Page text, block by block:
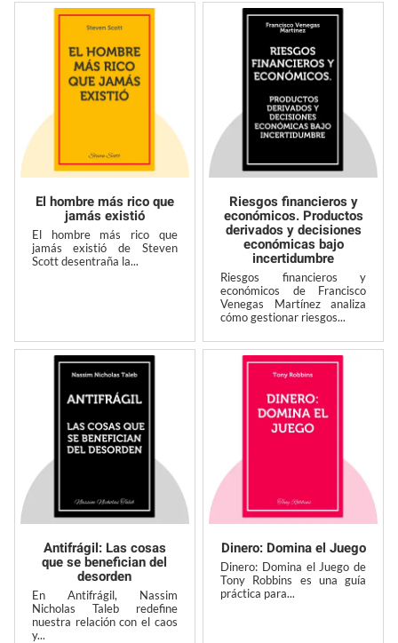
El hombre más rico que
jamás existió
El hombre más rico que
jamás existió de Steven
Scott desentraña la...
Riesgos financieros y
económicos. Productos
derivados y decisiones
económicas bajo
incertidumbre
Riesgos financieros y
económicos de Francisco
Venegas Martínez analiza
cómo gestionar riesgos...
Antifrágil: Las cosas
que se benefician del
desorden
En Antifrágil, Nassim
Nicholas Taleb redefine
nuestra relación con el caos
y...
Dinero: Domina el Juego
Dinero: Domina el Juego de
Tony Robbins es una guía
práctica para...